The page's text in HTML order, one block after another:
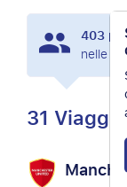
403
nelle
31 Viaggi